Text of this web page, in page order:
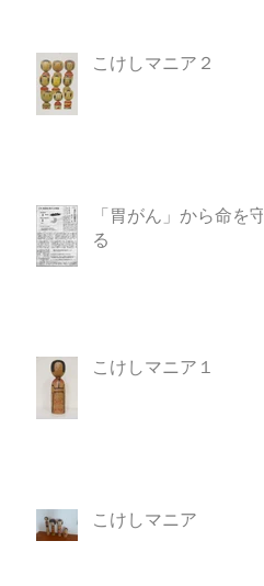
こけしマニア２
「胃がん」から命を守
る
こけしマニア１
こけしマニア